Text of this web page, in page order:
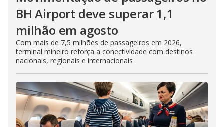
BH Airport deve superar 1,1
milhão em agosto
Com mais de 7,5 milhões de passageiros em 2026,
terminal mineiro reforça a conectividade com destinos
nacionais, regionais e internacionais